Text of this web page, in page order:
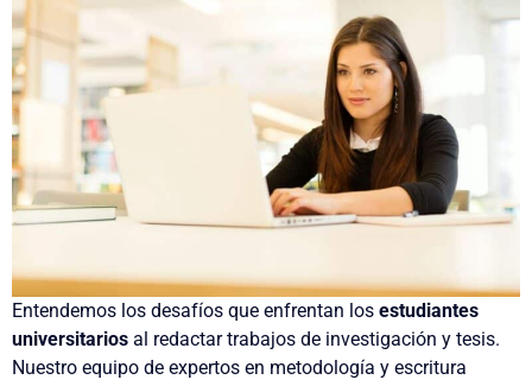
Entendemos los desafíos que enfrentan los estudiantes
universitarios al redactar trabajos de investigación y tesis.
Nuestro equipo de expertos en metodología y escritura